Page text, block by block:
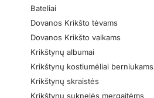
Bateliai
Dovanos Krikšto tėvams
Dovanos Krikšto vaikams
Krikštynų albumai
Krikštynų kostiumėliai berniukams
Krikštynų skraistės
Krikštynų suknelės mergaitėms